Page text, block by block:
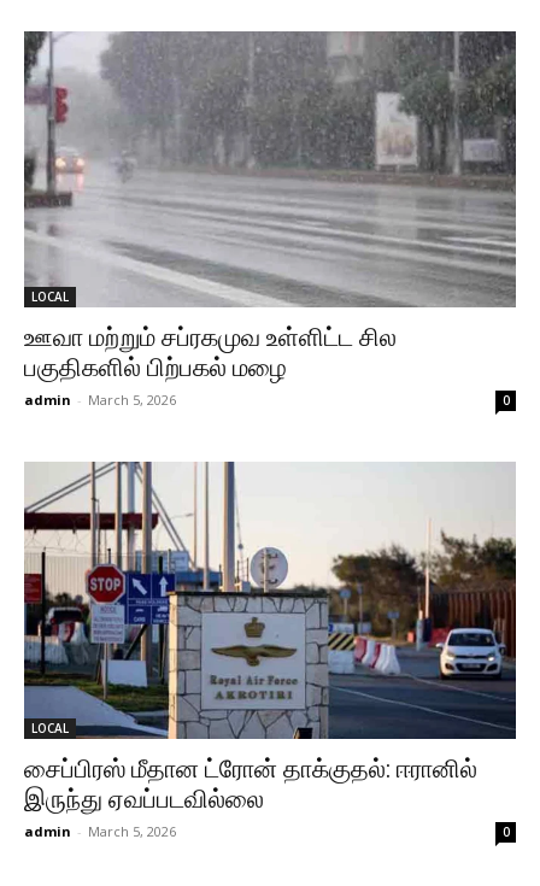
LOCAL
ஊவா மற்றும் சப்ரகமுவ உள்ளிட்ட சில
பகுதிகளில் பிற்பகல் மழை
admin - March 5, 2026 0
LOCAL
சைப்பிரஸ் மீதான ட்ரோன் தாக்குதல்: ஈரானில்
இருந்து ஏவப்படவில்லை
admin - March 5, 2026 0